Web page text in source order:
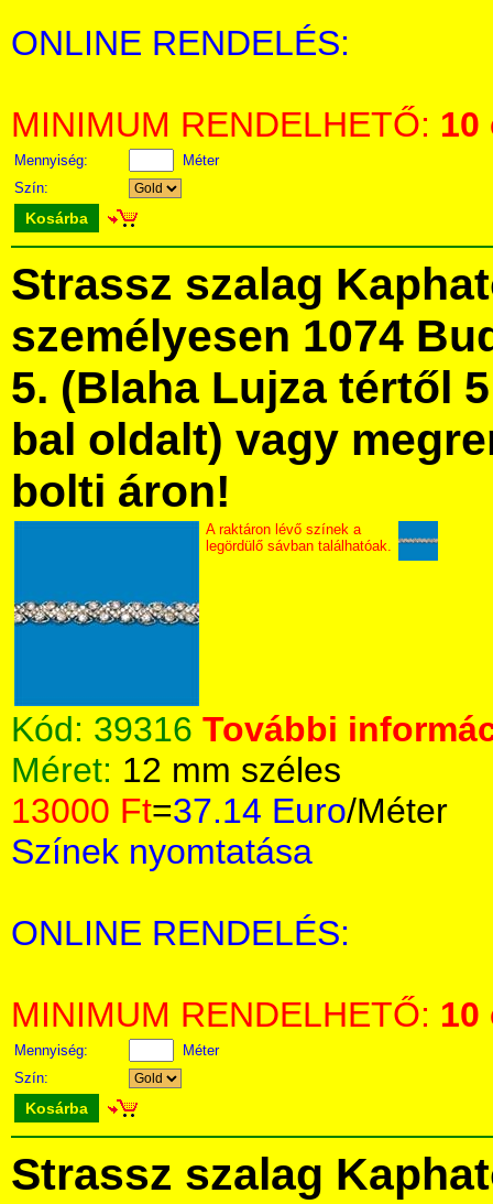
ONLINE RENDELÉS:
MINIMUM RENDELHETŐ: 10
Mennyiség:
Méter
Szín:
Kosárba
Strassz szalag
személyesen 1074
5. (Blaha Lujza tértől
bal oldalt) vagy
bolti áron!
A raktáron lévő színek a
legördülő sávban találhatóak.
Kód: 39316 További
Méret: 12 mm széles
13000 Ft=37.14 Euro/Méter
Színek nyomtatása
ONLINE RENDELÉS:
MINIMUM RENDELHETŐ: 10
Mennyiség:
Méter
Szín:
Kosárba
Strassz szalag